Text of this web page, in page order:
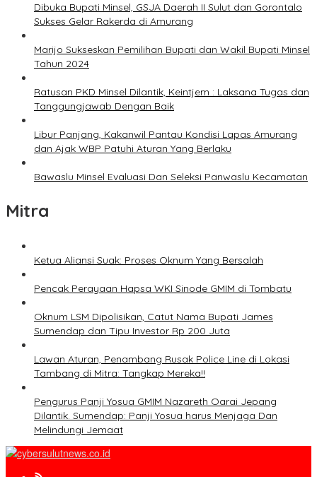
Dibuka Bupati Minsel, GSJA Daerah II Sulut dan Gorontalo
Sukses Gelar Rakerda di Amurang
Marijo Sukseskan Pemilihan Bupati dan Wakil Bupati Minsel
Tahun 2024
Ratusan PKD Minsel Dilantik, Keintjem : Laksana Tugas dan
Tanggungjawab Dengan Baik
Libur Panjang, Kakanwil Pantau Kondisi Lapas Amurang
dan Ajak WBP Patuhi Aturan Yang Berlaku
Bawaslu Minsel Evaluasi Dan Seleksi Panwaslu Kecamatan
Mitra
Ketua Aliansi Suak: Proses Oknum Yang Bersalah
Pencak Perayaan Hapsa WKI Sinode GMIM di Tombatu
Oknum LSM Dipolisikan, Catut Nama Bupati James
Sumendap dan Tipu Investor Rp 200 Juta
Lawan Aturan, Penambang Rusak Police Line di Lokasi
Tambang di Mitra: Tangkap Mereka!!
Pengurus Panji Yosua GMIM Nazareth Oarai Jepang
Dilantik. Sumendap: Panji Yosua harus Menjaga Dan
Melindungi Jemaat